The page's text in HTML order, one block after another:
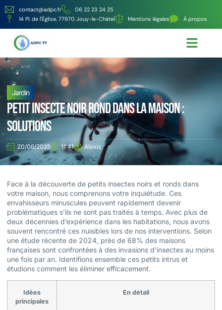
contact@adpc.fr
06 22 23 24 25
14 Pl. de l'Église, 77970 Jouy-le-Châtel
Mentions légales À propos
Jardin
Petit insecte noir rond dans la maison :
Solutions
20/06/2025 11:41 Alexis
Face à la découverte de petits insectes noirs et ronds dans
votre maison, nous comprenons votre inquiétude. Ces
envahisseurs minuscules peuvent rapidement devenir
problématiques s’ils ne sont pas traités à temps. Avec plus de
deux décennies d’expérience dans les habitations, nous avons
souvent rencontré ces nuisibles lors de nos interventions. Selon
une étude récente de 2024, près de 68% des maisons
françaises sont confrontées à des invasions d’insectes au moins
une fois par an. Identifions ensemble ces petits intrus et
étudions comment les éliminer efficacement.
Idées
principales
En détail